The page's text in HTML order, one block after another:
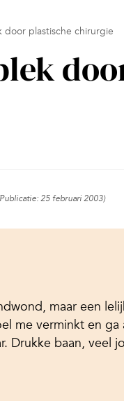
door plastische chirurgie
25 februari 2003)
maar een
me verminkt en
Drukke baan, veel